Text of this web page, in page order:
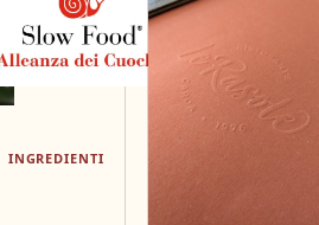
INGREDIENTI